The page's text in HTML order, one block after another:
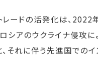
ードの活発化は、2022
シアのウクライナ侵攻に
それに伴う先進国でのイ